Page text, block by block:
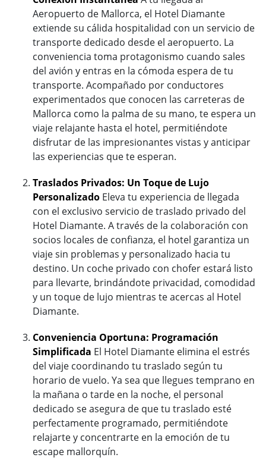
Aeropuerto de Mallorca, el Hotel Diamante
extiende su cálida hospitalidad con un servicio de
transporte dedicado desde el aeropuerto. La
conveniencia toma protagonismo cuando sales
del avión y entras en la cómoda espera de tu
transporte. Acompañado por conductores
experimentados que conocen las carreteras de
Mallorca como la palma de su mano, te espera un
viaje relajante hasta el hotel, permitiéndote
disfrutar de las impresionantes vistas y anticipar
las experiencias que te esperan.
Traslados Privados: Un Toque de Lujo
Personalizado Eleva tu experiencia de llegada
con el exclusivo servicio de traslado privado del
Hotel Diamante. A través de la colaboración con
socios locales de confianza, el hotel garantiza un
viaje sin problemas y personalizado hacia tu
destino. Un coche privado con chofer estará listo
para llevarte, brindándote privacidad, comodidad
y un toque de lujo mientras te acercas al Hotel
Diamante.
Conveniencia Oportuna: Programación
Simplificada El Hotel Diamante elimina el estrés
del viaje coordinando tu traslado según tu
horario de vuelo. Ya sea que llegues temprano en
la mañana o tarde en la noche, el personal
dedicado se asegura de que tu traslado esté
perfectamente programado, permitiéndote
relajarte y concentrarte en la emoción de tu
escape mallorquín.